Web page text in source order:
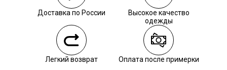
Самовывоз из пункта выдачи СДЭК
Самовывоз из наших магазинов
Курьерская доставка СДЭК
Самовывоз из пункта выдачи СДЭК
Доставка по России
Высокое качество
одежды
Легкий возврат Оплата после примерки